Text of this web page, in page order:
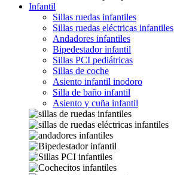
Infantil
Sillas ruedas infantiles
Sillas ruedas eléctricas infantiles
Andadores infantiles
Bipedestador infantil
Sillas PCI pediátricas
Sillas de coche
Asiento infantil inodoro
Silla de baño infantil
Asiento y cuña infantil